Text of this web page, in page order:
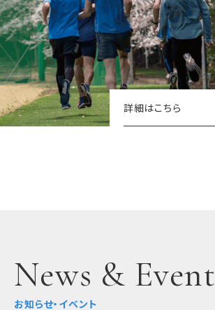
詳細はこちら
News & Event
お知らせ・イベント